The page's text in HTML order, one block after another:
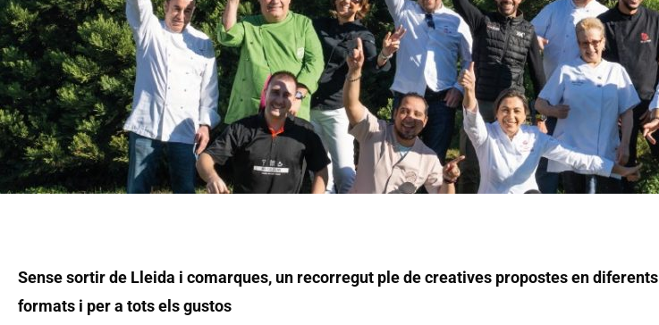
Sense sortir de Lleida i comarques, un recorregut ple de creatives propostes en diferents
formats i per a tots els gustos